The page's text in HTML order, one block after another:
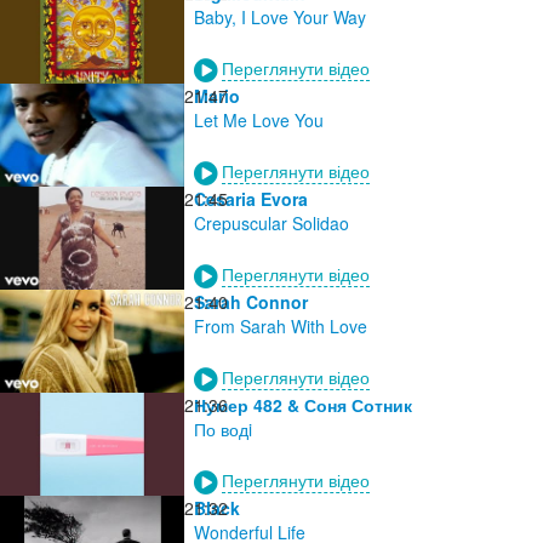
Baby, I Love Your Way
Переглянути відео
21:47
Mario
Let Me Love You
Переглянути відео
21:45
Cesaria Evora
Crepuscular Solidao
Переглянути відео
21:40
Sarah Connor
From Sarah With Love
Переглянути відео
21:36
Нумер 482 & Соня Сотник
По водi
Переглянути відео
21:32
Black
Wonderful Life